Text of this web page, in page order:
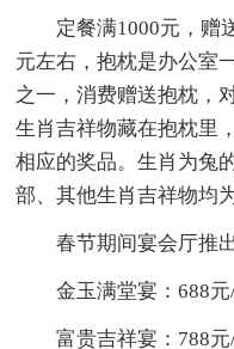
定餐满1000元，赠
元左右，抱枕是办公室
之一，消费赠送抱枕，
生肖吉祥物藏在抱枕里
相应的奖品。生肖为兔
部、其他生肖吉祥物均
春节期间宴会厅推
金玉满堂宴：688元
富贵吉祥宴：788元